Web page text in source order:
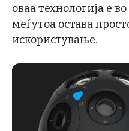
оваа технологија е
меѓутоа остава
искористување.